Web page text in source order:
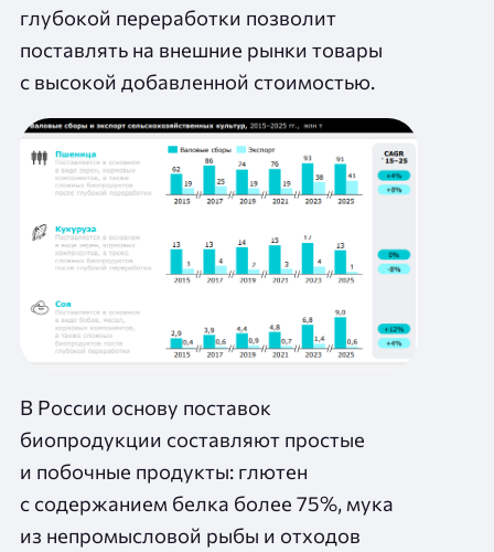
глубокой переработки позволит
поставлять на внешние рынки товары
с высокой добавленной стоимостью.
В России основу поставок
биопродукции составляют простые
и побочные продукты: глютен
с содержанием белка более 75%, мука
из непромысловой рыбы и отходов